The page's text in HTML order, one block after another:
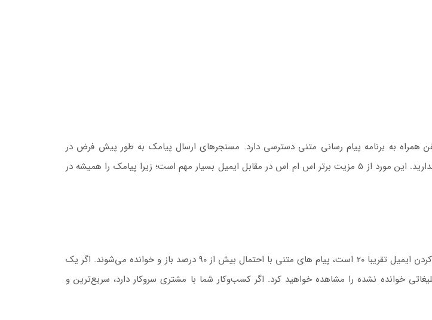
به برنامه پیام رسانی متنی دسترسی دارد. مسنجرهای ارسال پیامک به طور پیش فرض در
دستگاه‌های اندرویدی ارائه شده است. از طرفی با پیامک شما نیازی به اتصال WIFI ندارید. این مورد از ۵ مزیت برتر اس ام اس در مقابل ایمیل بسیار مهم است؛ زیرا پیامک را همیشه در
برخلاف ایمیل‌ها، پیام‌های متنی تقریباً بلافاصله خوانده می‌شوند. در حالی که نرخ باز کردن ایمیل تقریبا ۲۰ است، پیام های متنی با احتمال بیش از ۹۰ درصد باز و خوانده می‌شوند. اگر یک
خوانده نشده را مشاهده خواهید کرد. اگر کسب‌و‌کار شما با مشتری سروکار دارد، سریع‌ترین و